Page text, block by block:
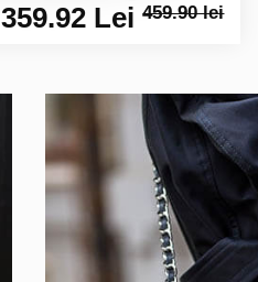
359.92 Lei459.90 lei